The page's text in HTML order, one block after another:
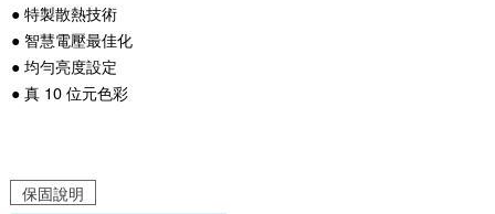
● 特製散熱技術
● 智慧電壓最佳化
● 均勻亮度設定
● 真 10 位元色彩
保固說明